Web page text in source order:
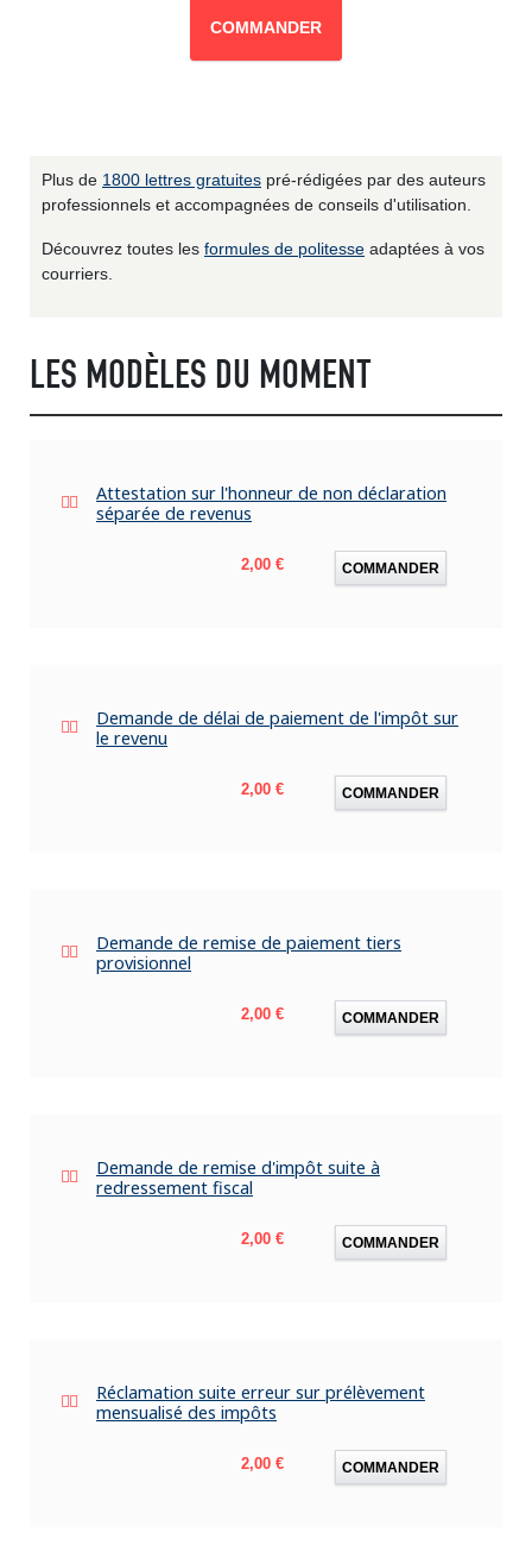
COMMANDER
Plus de 1800 lettres gratuites pré-rédigées par des auteurs
professionnels et accompagnées de conseils d'utilisation.
Découvrez toutes les formules de politesse adaptées à vos
courriers.
LES MODÈLES DU MOMENT
Attestation sur l'honneur de non déclaration
séparée de revenus
Prix
2,00 € COMMANDER
Demande de délai de paiement de l'impôt sur
le revenu
Prix
2,00 € COMMANDER
Demande de remise de paiement tiers
provisionnel
Prix
2,00 € COMMANDER
Demande de remise d'impôt suite à
redressement fiscal
Prix
2,00 € COMMANDER
Réclamation suite erreur sur prélèvement
mensualisé des impôts
Prix
2,00 € COMMANDER